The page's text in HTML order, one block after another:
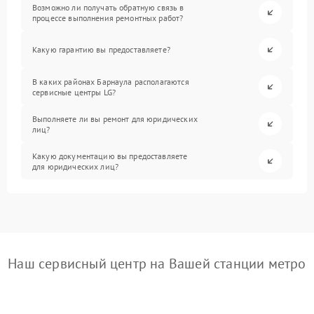
Возможно ли получать обратную связь в
процессе выполнения ремонтных работ?
Какую гарантию вы предоставляете?
В каких районах Барнаула располагаются
сервисные центры LG?
Выполняете ли вы ремонт для юридических
лиц?
Какую документацию вы предоставляете
для юридических лиц?
Наш сервисный центр на Вашей станции метро